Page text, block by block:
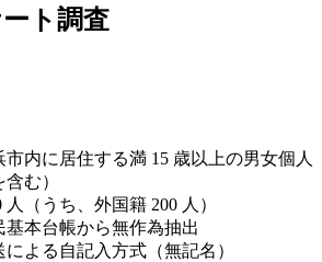
ト調査
内に居住する満 15 歳以上の男女個人
む）
（うち、外国籍 200 人）
基本台帳から無作為抽出
よる自記入方式（無記名）